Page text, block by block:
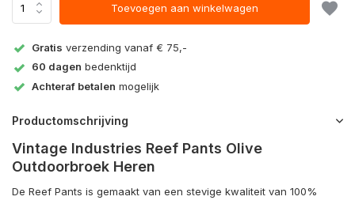
Toevoegen aan winkelwagen
Gratis verzending vanaf € 75,-
60 dagen bedenktijd
Achteraf betalen mogelijk
Productomschrijving
Vintage Industries Reef Pants Olive
Outdoorbroek Heren
De Reef Pants is gemaakt van een stevige kwaliteit van 100%